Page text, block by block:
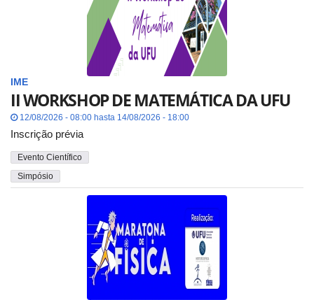
IME
II WORKSHOP DE MATEMÁTICA DA UFU
12/08/2026 - 08:00 hasta 14/08/2026 - 18:00
Inscrição prévia
Evento Científico
Simpósio